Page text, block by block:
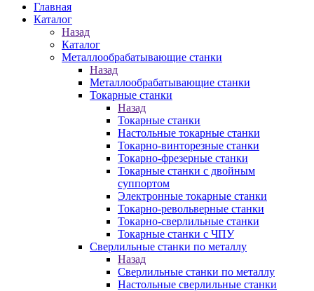
Главная
Каталог
Назад
Каталог
Металлообрабатывающие станки
Назад
Металлообрабатывающие станки
Токарные станки
Назад
Токарные станки
Настольные токарные станки
Токарно-винторезные станки
Токарно-фрезерные станки
Токарные станки с двойным
суппортом
Электронные токарные станки
Токарно-револьверные станки
Токарно-сверлильные станки
Токарные станки с ЧПУ
Сверлильные станки по металлу
Назад
Сверлильные станки по металлу
Настольные сверлильные станки